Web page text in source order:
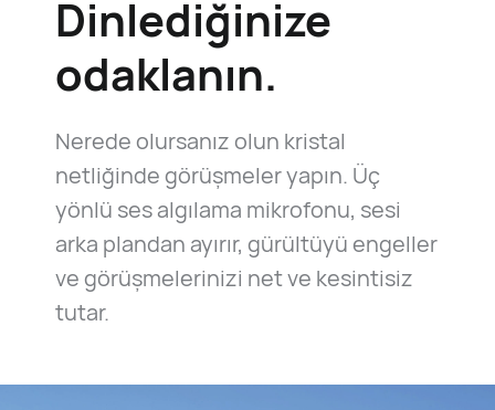
Dinlediğinize
odaklanın.
Nerede olursanız olun kristal
netliğinde görüşmeler yapın. Üç
yönlü ses algılama mikrofonu, sesi
arka plandan ayırır, gürültüyü engeller
ve görüşmelerinizi net ve kesintisiz
tutar.